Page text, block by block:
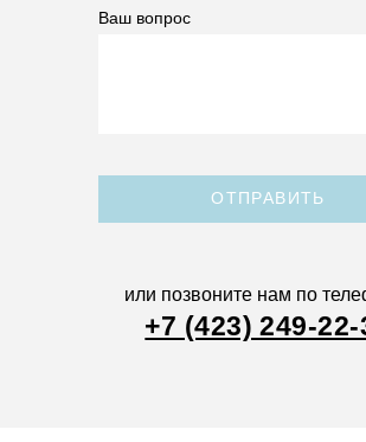
Ваш вопрос
ОТПРАВИТЬ
или позвоните нам по
+7 (423) 249-22-